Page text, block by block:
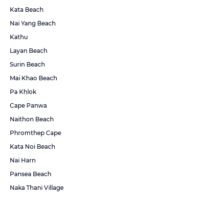
Kata Beach
Nai Yang Beach
Kathu
Layan Beach
Surin Beach
Mai Khao Beach
Pa Khlok
Cape Panwa
Naithon Beach
Phromthep Cape
Kata Noi Beach
Nai Harn
Pansea Beach
Naka Thani Village